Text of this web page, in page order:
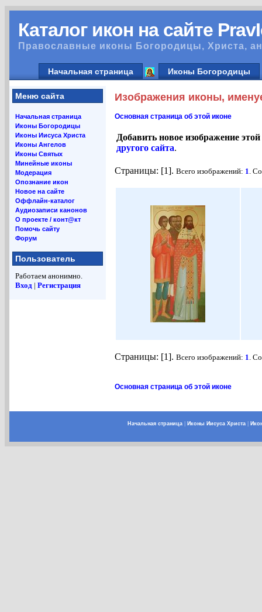
Каталог икон на сайте
Православные иконы Богородицы, Христа,
Начальная страница Иконы Богородицы
Меню сайта
Начальная страница
Иконы Богородицы
Иконы Иисуса Христа
Иконы Ангелов
Иконы Святых
Минейные иконы
Модерация
Опознание икон
Новое на сайте
Оффлайн-каталог
Аудиозаписи канонов
О проекте / конт@кт
Помочь сайту
Форум
Пользователь
Работаем анонимно.
Вход | Регистрация
Изображения иконы,
Основная страница об этой иконе
Добавить новое изображение
другого сайта.
Страницы: [1]. Всего изображений: 1.
Страницы: [1]. Всего изображений: 1.
Основная страница об этой иконе
Начальная страница| Иконы Иисуса Христа|